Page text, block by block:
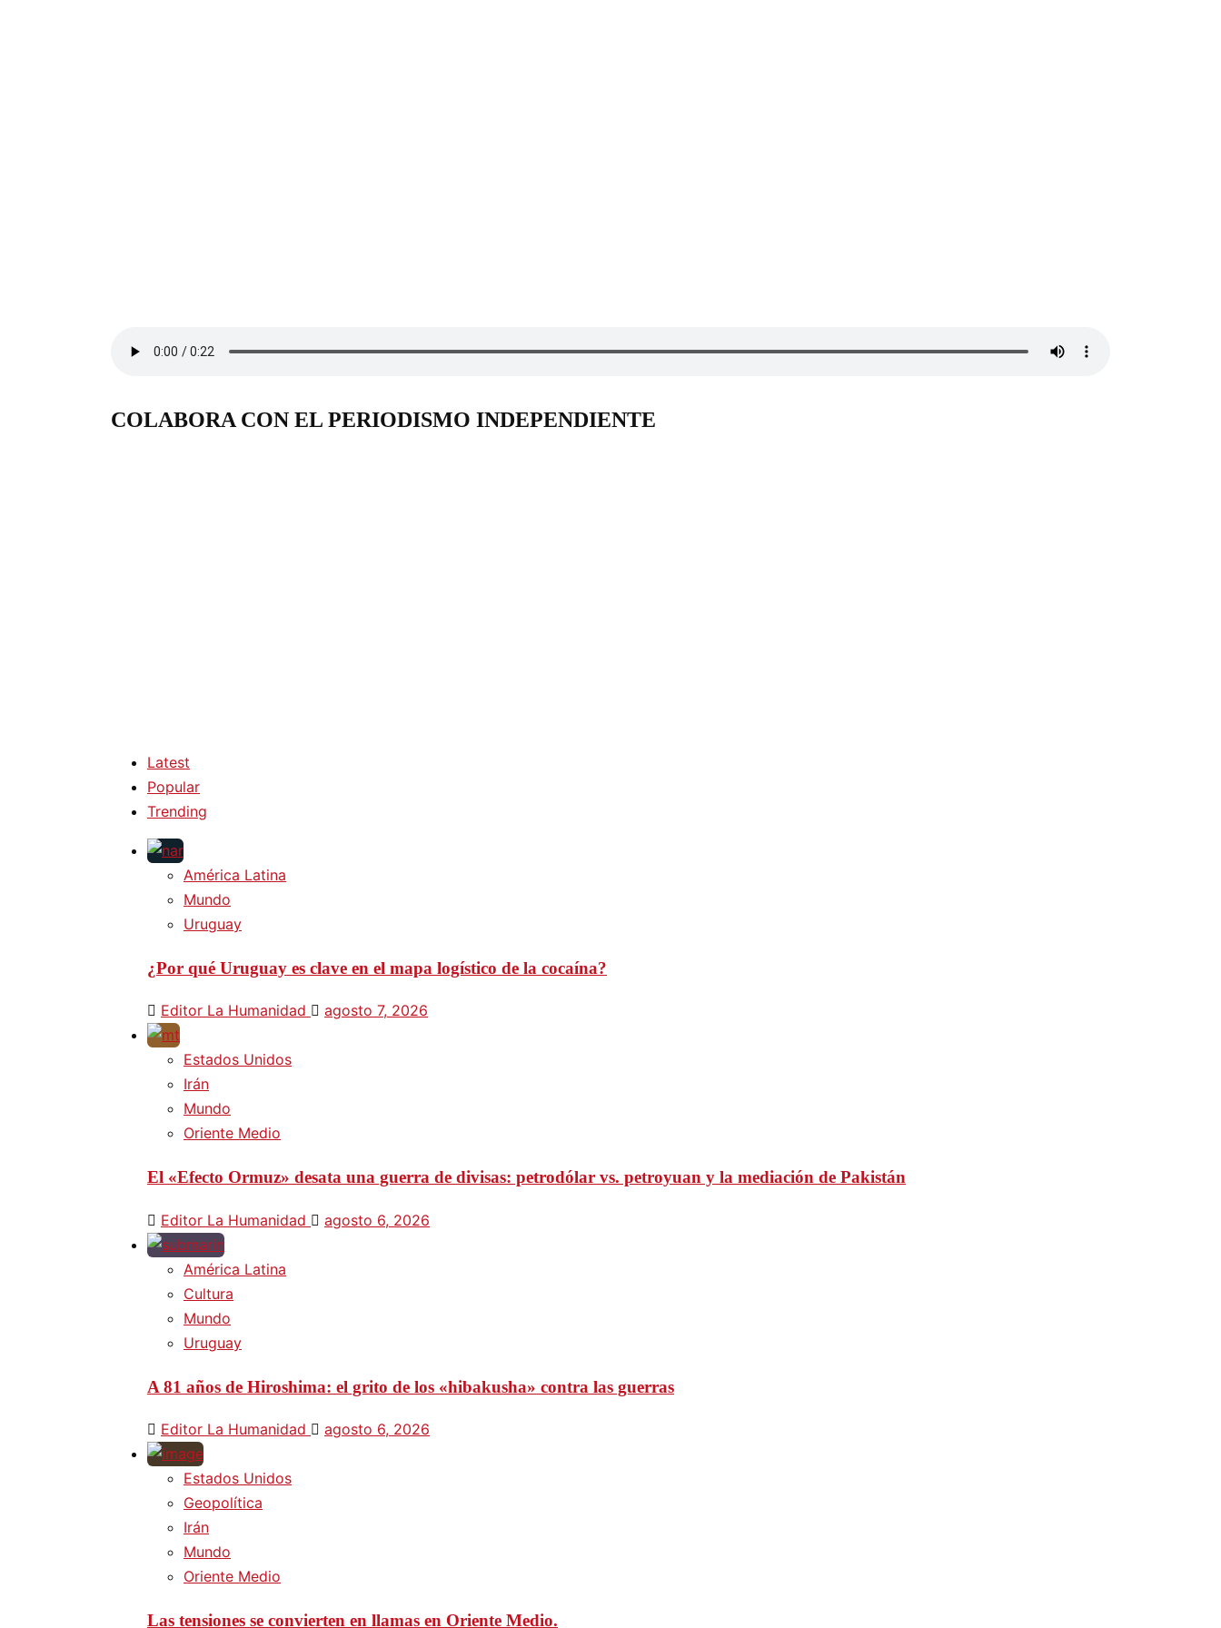
COLABORA CON EL PERIODISMO INDEPENDIENTE
Latest
Popular
Trending
América Latina
Mundo
Uruguay
¿Por qué Uruguay es clave en el mapa logístico de la cocaína?
Editor La Humanidad agosto 7, 2026
Estados Unidos
Irán
Mundo
Oriente Medio
El «Efecto Ormuz» desata una guerra de divisas: petrodólar vs. petroyuan y la mediación de Pakistán
Editor La Humanidad agosto 6, 2026
América Latina
Cultura
Mundo
Uruguay
A 81 años de Hiroshima: el grito de los «hibakusha» contra las guerras
Editor La Humanidad agosto 6, 2026
Estados Unidos
Geopolítica
Irán
Mundo
Oriente Medio
Las tensiones se convierten en llamas en Oriente Medio.